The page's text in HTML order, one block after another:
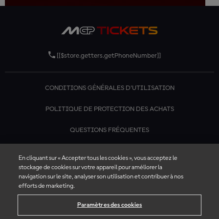
[[$store.getters.getPhoneNumber]]
CONDITIONS GÉNÉRALES D'UTILISATION
POLITIQUE DE PROTECTION DES ACHATS
QUESTIONS FRÉQUENTES
En cliquant sur « Accepter tous les cookies », vous acceptez le
stockage de cookies sur votre appareil pour améliorer la
navigation sur le site, analyser son utilisation et contribuer à nos
efforts de marketing.
Paramètres des cookies